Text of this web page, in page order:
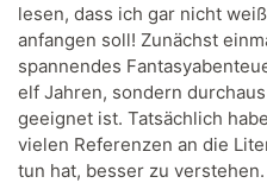
lesen, dass ich gar nicht
anfangen soll! Zunächst
spannendes
elf Jahren, sondern
geeignet ist. Tatsächlich
vielen Referenzen an die
tun hat, besser zu